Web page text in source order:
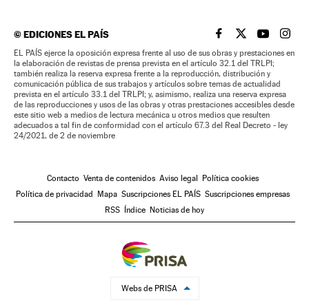
©EDICIONES EL PAÍS EL PAÍS BRASIL EN
EL PAÍSEL PAÍS
EL
EL PAÍS ejerce la oposición expresa frente al uso de sus obras y prestaciones en
la elaboración de revistas de prensa prevista en el artículo 32.1 del TRLPI;
también realiza la reserva expresa frente a la reproducción, distribución y
comunicación pública de sus trabajos y artículos sobre temas de actualidad
prevista en el artículo 33.1 del TRLPI; y, asimismo, realiza una reserva expresa
de las reproducciones y usos de las obras y otras prestaciones accesibles desde
este sitio web a medios de lectura mecánica u otros medios que resulten
adecuados a tal fin de conformidad con el artículo 67.3 del Real Decreto - ley
24/2021, de 2 de noviembre
Contacto Venta de contenidos Aviso legal Política cookies
Política de privacidad Mapa Suscripciones EL PAÍS Suscripciones empresas
RSS Índice Noticias de hoy
Webs de PRISA